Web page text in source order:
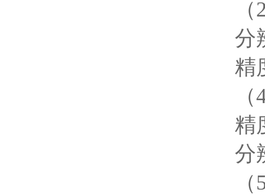
（2
分辨
精
（4
精度
分辨
（5